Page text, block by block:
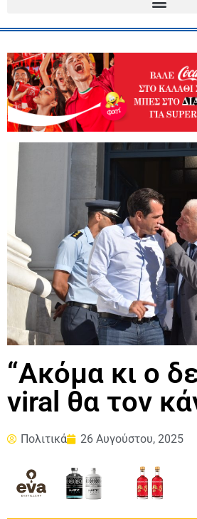
“Ακόμα κι ο
viral θα τον
Πολιτικά 26 Αυγούστου, 2025